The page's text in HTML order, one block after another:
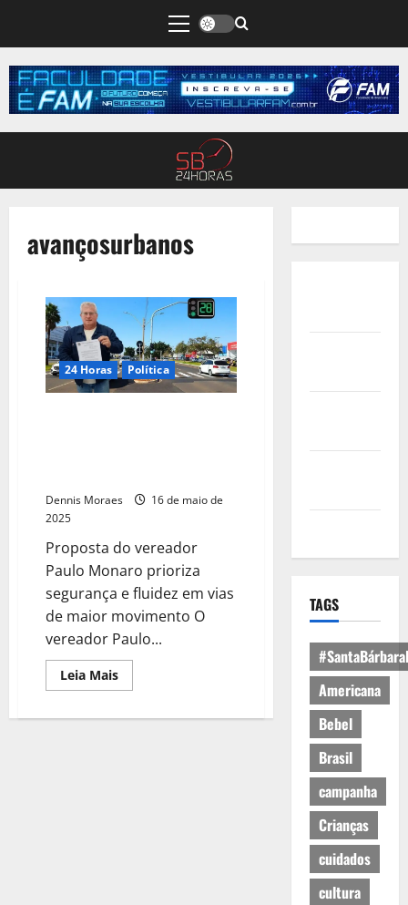
avançosurbanos
24 Horas Política
Dennis Moraes
16 de maio de
2025
Proposta do vereador
Paulo Monaro prioriza
segurança e fluidez em vias
de maior movimento O
vereador Paulo...
Leia Mais
TAGS
Americana
Bebel
Brasil
campanha
Crianças
cuidados
cultura